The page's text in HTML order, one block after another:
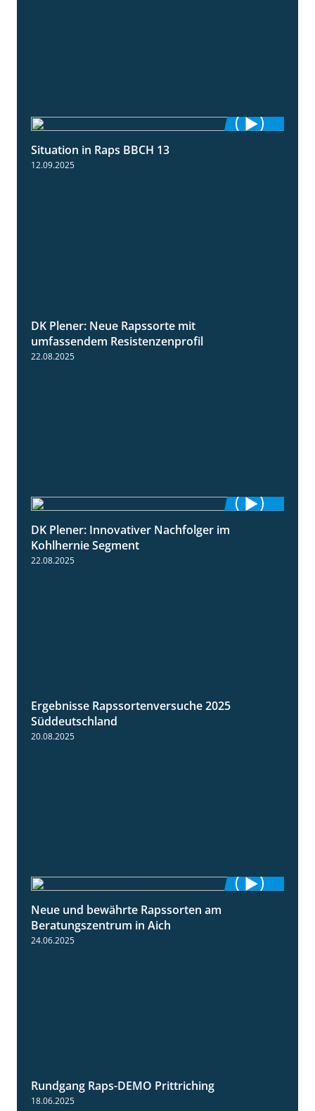
Situation in Raps BBCH 13
12.09.2025
DK Plener: Neue Rapssorte mit
umfassendem Resistenzenprofil
22.08.2025
DK Plener: Innovativer Nachfolger im
Kohlhernie Segment
22.08.2025
Ergebnisse Rapssortenversuche 2025
Süddeutschland
20.08.2025
Neue und bewährte Rapssorten am
Beratungszentrum in Aich
24.06.2025
Rundgang Raps-DEMO Prittriching